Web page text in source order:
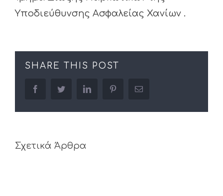
Υποδιεύθυνσης Ασφαλείας Χανίων .
SHARE THIS POST
facebooktwitter linkedin pinterestEmail
Σχετικά Άρθρα